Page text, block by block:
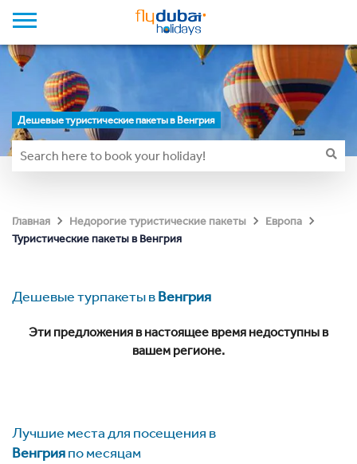
Дешевые туристические пакеты в Венгрия
Главная Недорогие туристические пакеты
Европа
Туристические пакеты в Венгрия
Дешевые турпакеты вВенгрия
Эти предложения в настоящее время недоступны в
вашем регионе.
Лучшие места для посещения в
Венгрияпо месяцам